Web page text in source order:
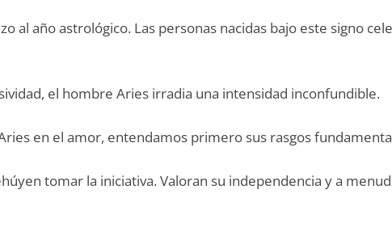
al año astrológico. Las personas nacidas bajo este signo
el hombre Aries irradia una intensidad inconfundible.
en el amor, entendamos primero sus rasgos
tomar la iniciativa. Valoran su independencia y a